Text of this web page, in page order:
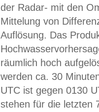
der Radar- mit den
Mittelung von
Auflösung. Das
räumlich hoch
werden ca. 30
UTC ist gegen 0130
stehen für die letzten